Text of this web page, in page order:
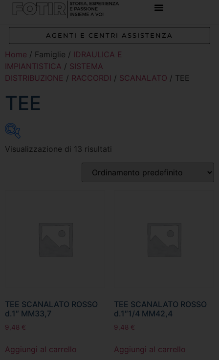
AGENTI E CENTRI ASSISTENZA
Home / Famiglie / IDRAULICA E
IMPIANTISTICA / SISTEMA
DISTRIBUZIONE / RACCORDI / SCANALATO / TEE
TEE
Inizia a digitare per attivare la ricerca
Visualizzazione di 13 risultati
TEE SCANALATO ROSSO
d.1″ MM33,7
9,48 €
Aggiungi al carrello
TEE SCANALATO ROSSO
d.1″1/4 MM42,4
9,48 €
Aggiungi al carrello